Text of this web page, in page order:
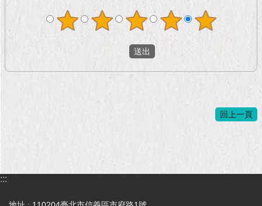
回上一頁
:::